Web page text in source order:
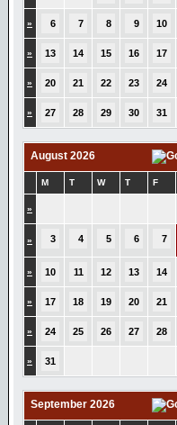
» 6 7 8 9 10
» 13 14 15 16 17
» 20 21 22 23 24
» 27 28 29 30 31
August 2026
M T W T F
»
» 3 4 5 6 7
» 10 11 12 13 14
» 17 18 19 20 21
» 24 25 26 27 28
» 31
September 2026